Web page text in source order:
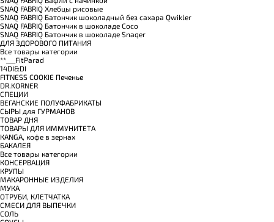
SNAQ FABRIQ Хлебцы рисовые
SNAQ FABRIQ Батончик шоколадный без сахара Qwikler
SNAQ FABRIQ Батончик в шоколаде Coco
SNAQ FABRIQ Батончик в шоколаде Snaqer
ДЛЯ ЗДОРОВОГО ПИТАНИЯ
Все товары категории
**___FitParad
14DI&DI
FITNESS COOKIE Печенье
DR.KORNER
СПЕЦИИ
ВЕГАНСКИЕ ПОЛУФАБРИКАТЫ
СЫРЫ для ГУРМАНОВ
TОВАР ДНЯ
TОВАРЫ ДЛЯ ИММУНИТЕТА
КANGA, кофе в зернах
БАКАЛЕЯ
Все товары категории
КОНСЕРВАЦИЯ
КРУПЫ
МАКАРОННЫЕ ИЗДЕЛИЯ
МУКА
ОТРУБИ, КЛЕТЧАТКА
СМЕСИ ДЛЯ ВЫПЕЧКИ
СОЛЬ